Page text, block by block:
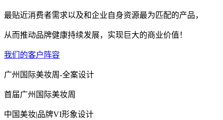
最贴近消费者需求以及和企业自身资源最为匹配的产品，
从而推动品牌健康持续发展，实现巨大的商业价值！
我们的客户阵容
广州国际美妆周-全案设计
首届广州国际美妆周
中国美妆|品牌VI形象设计